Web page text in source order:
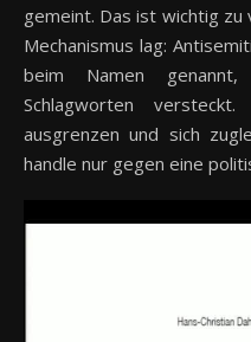
gemeint. Das ist wichtig
Mechanismus lag:
beim Namen
Schlagworten
ausgrenzen und sich
handle nur gegen eine